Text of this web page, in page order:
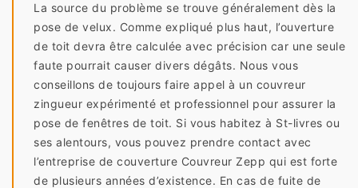
La source du problème se trouve généralement dès la
pose de velux. Comme expliqué plus haut, l’ouverture
de toit devra être calculée avec précision car une seule
faute pourrait causer divers dégâts. Nous vous
conseillons de toujours faire appel à un couvreur
zingueur expérimenté et professionnel pour assurer la
pose de fenêtres de toit. Si vous habitez à St-livres ou
ses alentours, vous pouvez prendre contact avec
l’entreprise de couverture Couvreur Zepp qui est forte
de plusieurs années d’existence. En cas de fuite de